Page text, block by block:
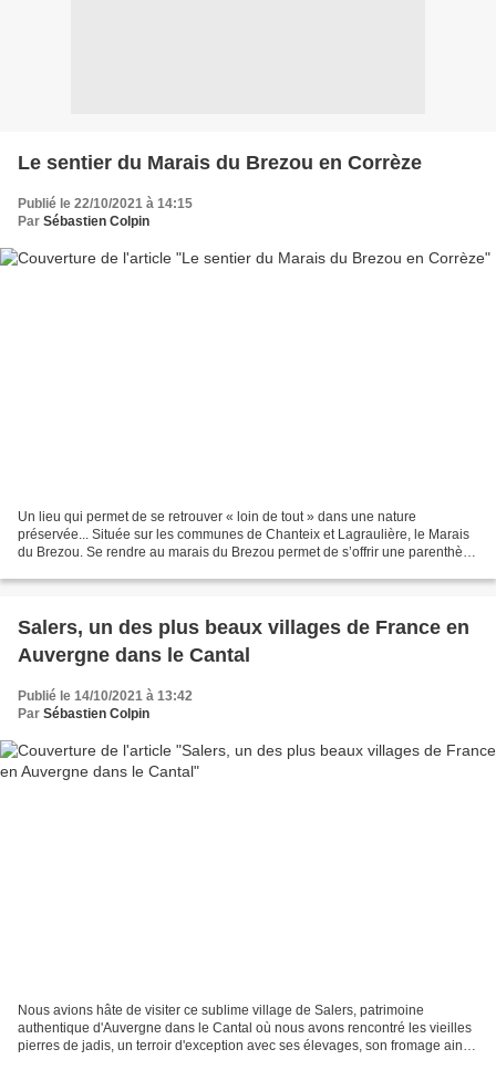
Le sentier du Marais du Brezou en Corrèze
Publié le 22/10/2021 à 14:15
Par Sébastien Colpin
Un lieu qui permet de se retrouver « loin de tout » dans une nature
préservée... Située sur les communes de Chanteix et Lagraulière, le Marais
du Brezou. Se rendre au marais du Brezou permet de s’offrir une parenthèse
Salers, un des plus beaux villages de France en
Auvergne dans le Cantal
Publié le 14/10/2021 à 13:42
Par Sébastien Colpin
Nous avions hâte de visiter ce sublime village de Salers, patrimoine
authentique d'Auvergne dans le Cantal où nous avons rencontré les vieilles
pierres de jadis, un terroir d'exception avec ses élevages, son fromage ainsi